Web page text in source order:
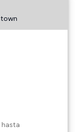
hasta